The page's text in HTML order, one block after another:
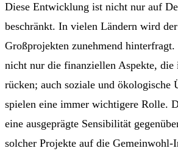
Diese Entwicklung ist nicht nur auf
beschränkt. In vielen Ländern wird
Großprojekten zunehmend
nicht nur die finanziellen Aspekte, die
rücken; auch soziale und ökologische
spielen eine immer wichtigere Rolle.
eine ausgeprägte Sensibilität
solcher Projekte auf die Gemeinwohl-